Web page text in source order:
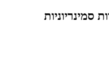
סמינריוניות